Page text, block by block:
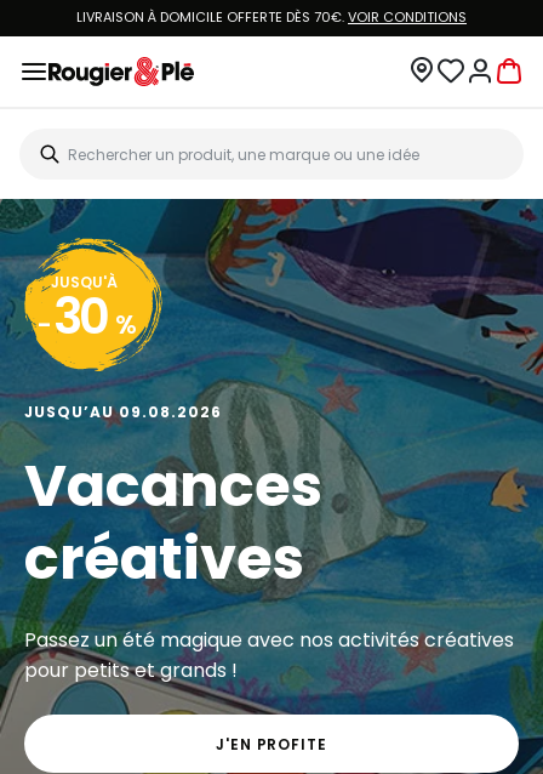
LIVRAISON À DOMICILE OFFERTE DÈS 70€.VOIR CONDITIONS
JUSQU'À
- 30 %
JUSQU’AU 09.08.2026
Vacances
créatives
Passez un été magique avec nos activités créatives
pour petits et grands !
J'EN PROFITE